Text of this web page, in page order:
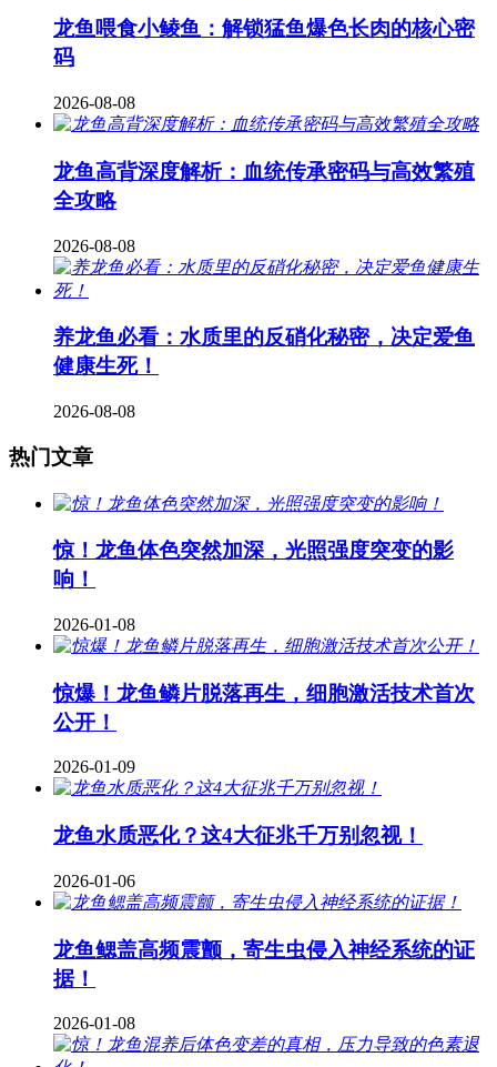
龙鱼喂食小鲮鱼：解锁猛鱼爆色长肉的核心密
码
2026-08-08
龙鱼高背深度解析：血统传承密码与高效繁殖
全攻略
2026-08-08
养龙鱼必看：水质里的反硝化秘密，决定爱鱼
健康生死！
2026-08-08
热门文章
惊！龙鱼体色突然加深，光照强度突变的影
响！
2026-01-08
惊爆！龙鱼鳞片脱落再生，细胞激活技术首次
公开！
2026-01-09
龙鱼水质恶化？这4大征兆千万别忽视！
2026-01-06
龙鱼鳃盖高频震颤，寄生虫侵入神经系统的证
据！
2026-01-08